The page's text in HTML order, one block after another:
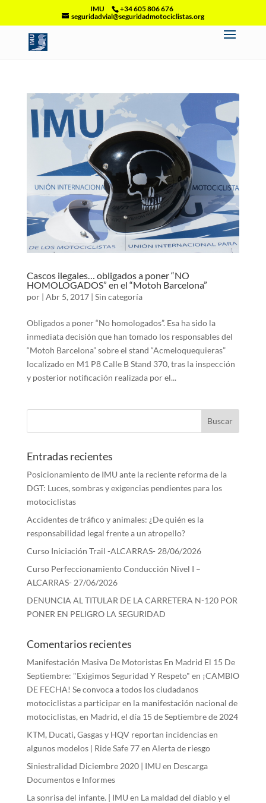
IMU
+34 605 806 676
seguridadvial@seguridadmotociclistas.org
Cascos ilegales… obligados a poner “NO
HOMOLOGADOS” en el “Motoh Barcelona”
por | Abr 5, 2017| Sin categoría
Obligados a poner “No homologados”. Esa ha sido la
inmediata decisión que han tomado los responsables del
“Motoh Barcelona” sobre el stand “Acmeloquequieras”
localizado en M1 P8 Calle B Stand 370, tras la inspección
y posterior notificación realizada por el...
Entradas recientes
Posicionamiento de IMU ante la reciente reforma de la
DGT: Luces, sombras y exigencias pendientes para los
motociclistas
Accidentes de tráfico y animales: ¿De quién es la
responsabilidad legal frente a un atropello?
Curso Iniciación Trail -ALCARRAS- 28/06/2026
Curso Perfeccionamiento Conducción Nivel I –
ALCARRAS- 27/06/2026
DENUNCIA AL TITULAR DE LA CARRETERA N-120 POR
PONER EN PELIGRO LA SEGURIDAD
Comentarios recientes
Manifestación Masiva De Motoristas En Madrid El 15 De
Septiembre: "Exigimos Seguridad Y Respeto" en ¡CAMBIO
DE FECHA! Se convoca a todos los ciudadanos
motociclistas a participar en la manifestación nacional de
motociclistas, en Madrid, el día 15 de Septiembre de 2024
KTM, Ducati, Gasgas y HQV reportan incidencias en
algunos modelos | Ride Safe 77en Alerta de riesgo
Siniestralidad Diciembre 2020 | IMU en Descarga
Documentos e Informes
La sonrisa del infante. | IMU en La maldad del diablo y el